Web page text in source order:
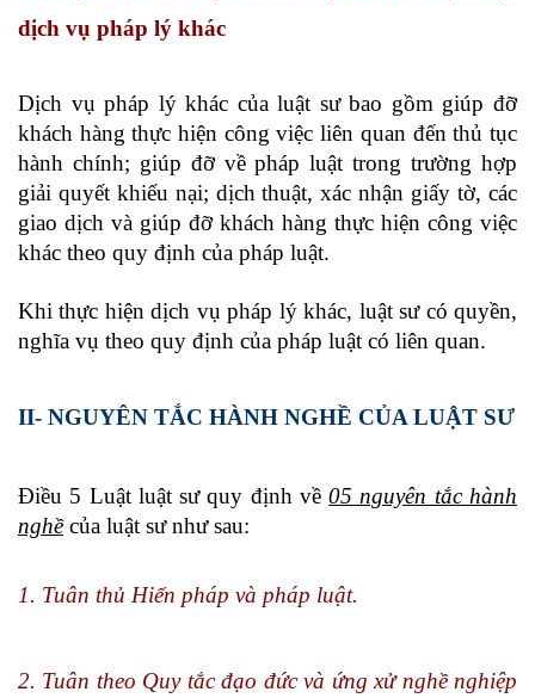
dịch vụ pháp lý khác
Dịch vụ pháp lý khác của luật sư bao gồm giúp đỡ
khách hàng thực hiện công việc liên quan đến thủ tục
hành chính; giúp đỡ về pháp luật trong trường hợp
giải quyết khiếu nại; dịch thuật, xác nhận giấy tờ, các
giao dịch và giúp đỡ khách hàng thực hiện công việc
khác theo quy định của pháp luật.
Khi thực hiện dịch vụ pháp lý khác, luật sư có quyền,
nghĩa vụ theo quy định của pháp luật có liên quan.
II- NGUYÊN TẮC HÀNH NGHỀ CỦA LUẬT SƯ
Điều 5 Luật luật sư quy định về05 nguyên tắc hành
nghềcủa luật sư như sau:
1. Tuân thủ Hiến pháp và pháp luật.
2. Tuân theo Quy tắc đạo đức và ứng xử nghề nghiệp